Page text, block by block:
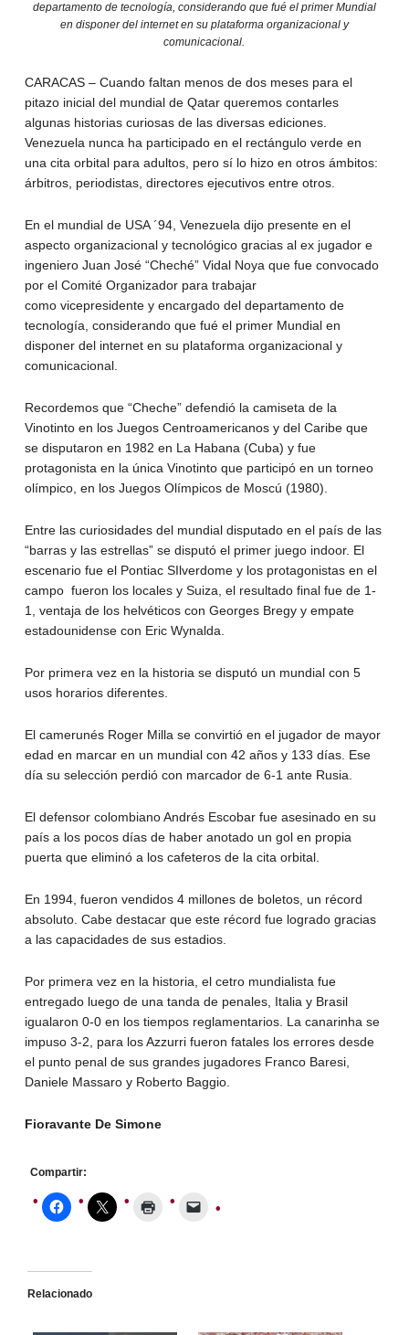
departamento de tecnología, considerando que fué el primer Mundial
en disponer del internet en su plataforma organizacional y
comunicacional.
CARACAS – Cuando faltan menos de dos meses para el
pitazo inicial del mundial de Qatar queremos contarles
algunas historias curiosas de las diversas ediciones.
Venezuela nunca ha participado en el rectángulo verde en
una cita orbital para adultos, pero sí lo hizo en otros ámbitos:
árbitros, periodistas, directores ejecutivos entre otros.
En el mundial de USA ´94, Venezuela dijo presente en el
aspecto organizacional y tecnológico gracias al ex jugador e
ingeniero Juan José “Cheché” Vidal Noya que fue convocado
por el Comité Organizador para trabajar
como vicepresidente y encargado del departamento de
tecnología, considerando que fué el primer Mundial en
disponer del internet en su plataforma organizacional y
comunicacional.
Recordemos que “Cheche” defendió la camiseta de la
Vinotinto en los Juegos Centroamericanos y del Caribe que
se disputaron en 1982 en La Habana (Cuba) y fue
protagonista en la única Vinotinto que participó en un torneo
olímpico, en los Juegos Olímpicos de Moscú (1980).
Entre las curiosidades del mundial disputado en el país de las
“barras y las estrellas” se disputó el primer juego indoor. El
escenario fue el Pontiac SIlverdome y los protagonistas en el
campo fueron los locales y Suiza, el resultado final fue de 1-
1, ventaja de los helvéticos con Georges Bregy y empate
estadounidense con Eric Wynalda.
Por primera vez en la historia se disputó un mundial con 5
usos horarios diferentes.
El camerunés Roger Milla se convirtió en el jugador de mayor
edad en marcar en un mundial con 42 años y 133 días. Ese
día su selección perdió con marcador de 6-1 ante Rusia.
El defensor colombiano Andrés Escobar fue asesinado en su
país a los pocos días de haber anotado un gol en propia
puerta que eliminó a los cafeteros de la cita orbital.
En 1994, fueron vendidos 4 millones de boletos, un récord
absoluto. Cabe destacar que este récord fue logrado gracias
a las capacidades de sus estadios.
Por primera vez en la historia, el cetro mundialista fue
entregado luego de una tanda de penales, Italia y Brasil
igualaron 0-0 en los tiempos reglamentarios. La canarinha se
impuso 3-2, para los Azzurri fueron fatales los errores desde
el punto penal de sus grandes jugadores Franco Baresi,
Daniele Massaro y Roberto Baggio.
Fioravante De Simone
Compartir:
Relacionado